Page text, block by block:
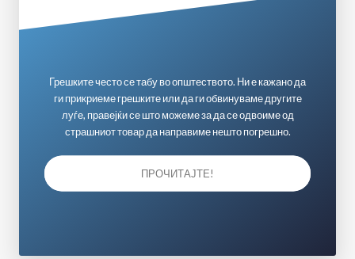
Грешките често се табу во општеството. Ни е кажано да
ги прикриеме грешките или да ги обвинуваме другите
луѓе, правејќи се што можеме за да се одвоиме од
страшниот товар да направиме нешто погрешно.
ПРОЧИТАЈТЕ!